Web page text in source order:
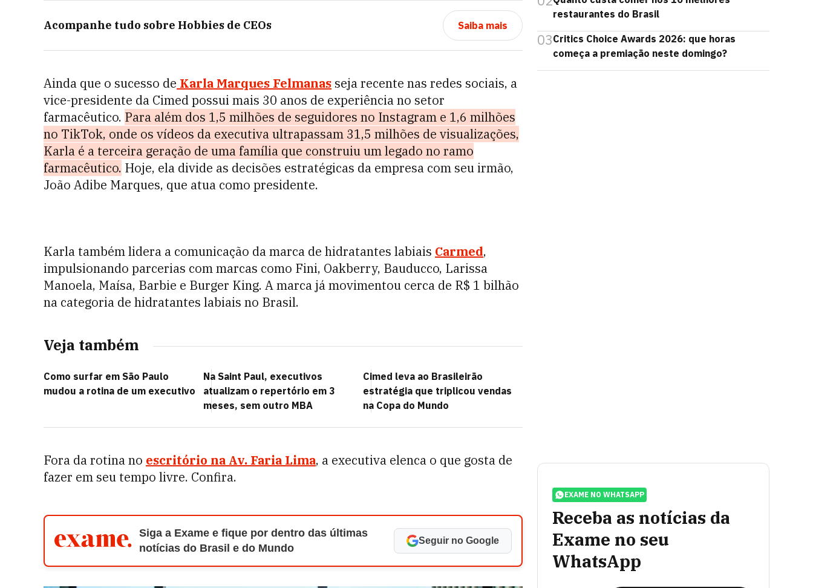
Acompanhe tudo sobre Hobbies de CEOs Saiba mais
Ainda que o sucesso de Karla Marques Felmanas seja recente nas redes sociais, a
vice-presidente da Cimed possui mais 30 anos de experiência no setor
farmacêutico. Para além dos 1,5 milhões de seguidores no Instagram e 1,6 milhões
no TikTok, onde os vídeos da executiva ultrapassam 31,5 milhões de visualizações,
Karla é a terceira geração de uma família que construiu um legado no ramo
farmacêutico. Hoje, ela divide as decisões estratégicas da empresa com seu irmão,
João Adibe Marques, que atua como presidente.
Karla também lidera a comunicação da marca de hidratantes labiais Carmed,
impulsionando parcerias com marcas como Fini, Oakberry, Bauducco, Larissa
Manoela, Maísa, Barbie e Burger King. A marca já movimentou cerca de R$ 1 bilhão
na categoria de hidratantes labiais no Brasil.
Veja também
Como surfar em São Paulo
mudou a rotina de um executivo
Na Saint Paul, executivos
atualizam o repertório em 3
meses, sem outro MBA
Cimed leva ao Brasileirão
estratégia que triplicou vendas
na Copa do Mundo
Fora da rotina no escritório na Av. Faria Lima, a executiva elenca o que gosta de
fazer em seu tempo livre. Confira.
Siga a Exame e fique por dentro das últimas
notícias do Brasil e do Mundo
Seguir no Google
restaurantes do Brasil
03Critics Choice Awards 2026: que horas
começa a premiação neste domingo?
EXAME NO WHATSAPP
Receba as notícias da
Exame no seu
WhatsApp